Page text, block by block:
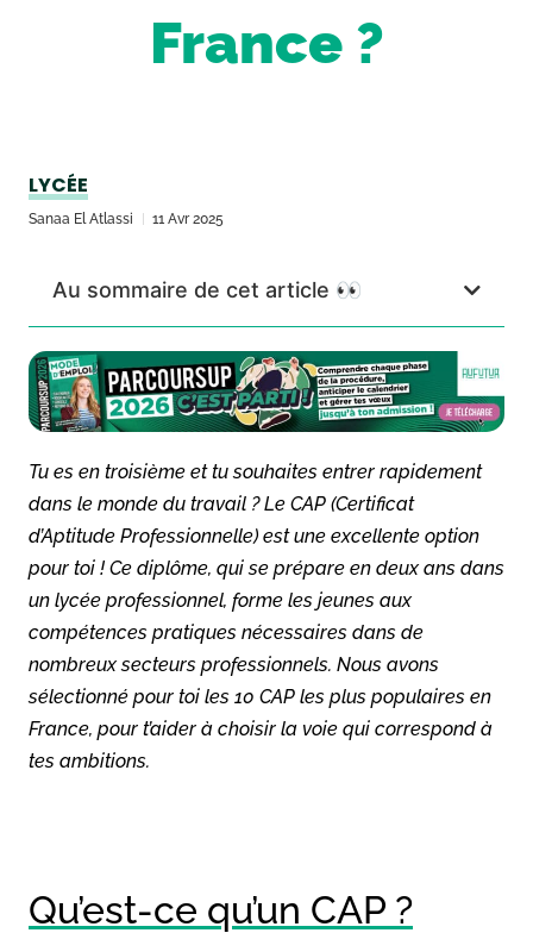
France ?
LYCÉE
Sanaa El Atlassi 11 Avr 2025
Au sommaire de cet article 👀
Tu es en troisième et tu souhaites entrer rapidement
dans le monde du travail ? Le CAP (Certificat
d’Aptitude Professionnelle) est une excellente option
pour toi ! Ce diplôme, qui se prépare en deux ans dans
un lycée professionnel, forme les jeunes aux
compétences pratiques nécessaires dans de
nombreux secteurs professionnels. Nous avons
sélectionné pour toi les 10 CAP les plus populaires en
France, pour t’aider à choisir la voie qui correspond à
tes ambitions.
Qu’est-ce qu’un CAP ?